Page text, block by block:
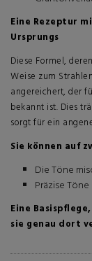
Eine Rezeptur
Ursprungs
Diese Formel,
Weise zum
angereichert, der
bekannt ist. Dies
sorgt für ein
Sie können auf
Die Töne
Präzise
Eine
sie genau dort